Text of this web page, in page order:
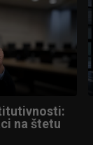
na štetu